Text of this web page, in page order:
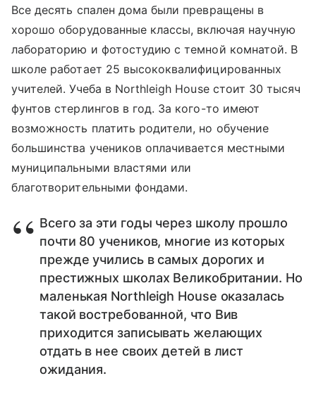
Все десять спален дома были превращены в
хорошо оборудованные классы, включая научную
лабораторию и фотостудию с темной комнатой. В
школе работает 25 высококвалифицированных
учителей. Учеба в Northleigh House стоит 30 тысяч
фунтов стерлингов в год. За кого-то имеют
возможность платить родители, но обучение
большинства учеников оплачивается местными
муниципальными властями или
благотворительными фондами.
Всего за эти годы через школу прошло
почти 80 учеников, многие из которых
прежде учились в самых дорогих и
престижных школах Великобритании. Но
маленькая Northleigh House оказалась
такой востребованной, что Вив
приходится записывать желающих
отдать в нее своих детей в лист
ожидания.